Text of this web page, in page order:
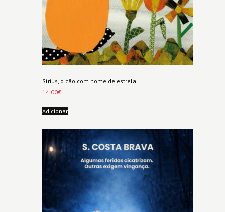
Sírius, o cão com nome de estrela
14,00€
Adicionar